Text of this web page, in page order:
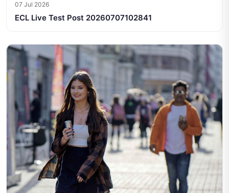
07 Jul 2026
ECL Live Test Post 20260707102841